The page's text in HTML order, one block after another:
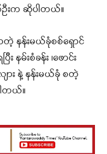
းက ဆိုပါတယ်။
နန်းမယ်ခုံစစ်ရှောင်
မ်းစံခန်း ၊ဖောင်း
ား နဲ့ နန်းမယ်ခုံ စတဲ့
တယ်။